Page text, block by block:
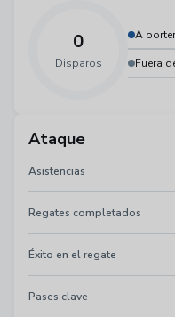
0
Disparos
A
Fuera
Ataque
Asistencias
Regates completados
Éxito en el regate
Pases clave